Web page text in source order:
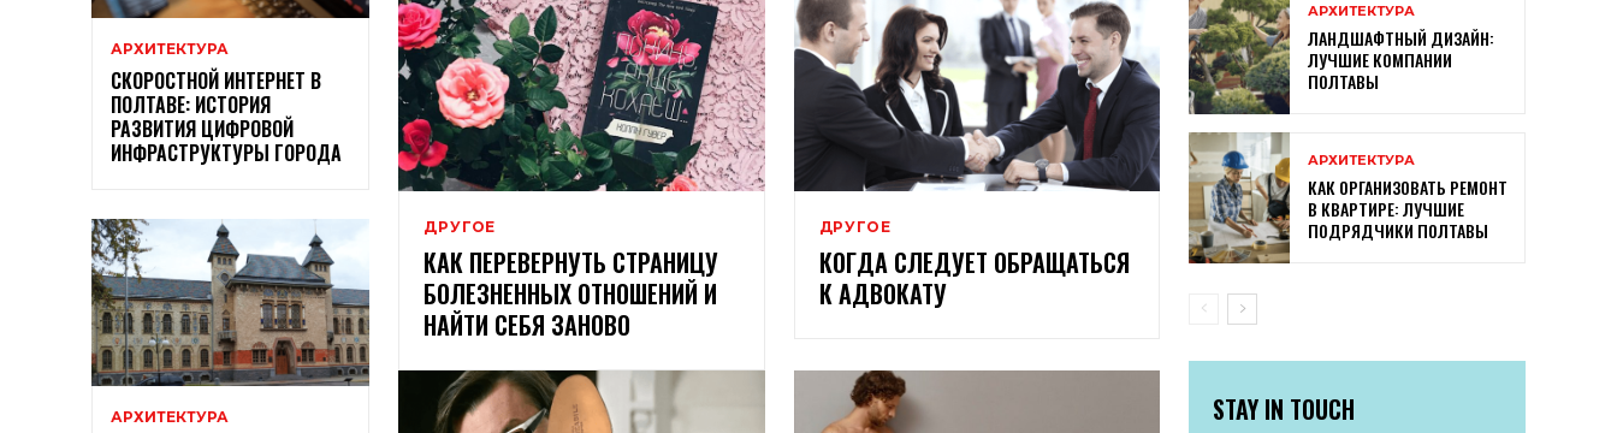
АРХИТЕКТУРА
СКОРОСТНОЙ ИНТЕРНЕТ В
ПОЛТАВЕ: ИСТОРИЯ
РАЗВИТИЯ ЦИФРОВОЙ
ИНФРАСТРУКТУРЫ ГОРОДА
АРХИТЕКТУРА
ДРУГОЕ
КАК ПЕРЕВЕРНУТЬ СТРАНИЦУ
БОЛЕЗНЕННЫХ ОТНОШЕНИЙ И
НАЙТИ СЕБЯ ЗАНОВО
ДРУГОЕ
КОГДА СЛЕДУЕТ ОБРАЩАТЬСЯ
К АДВОКАТУ
АРХИТЕКТУРА
ЛАНДШАФТНЫЙ ДИЗАЙН:
ЛУЧШИЕ КОМПАНИИ
ПОЛТАВЫ
АРХИТЕКТУРА
КАК ОРГАНИЗОВАТЬ РЕМОНТ
В КВАРТИРЕ: ЛУЧШИЕ
ПОДРЯДЧИКИ ПОЛТАВЫ
STAY IN TOUCH